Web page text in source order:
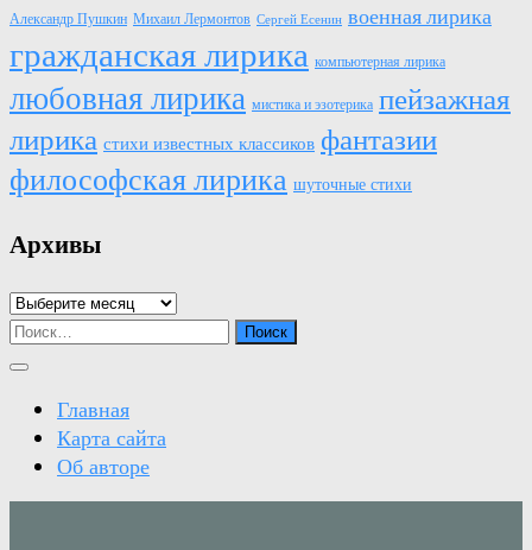
Александр Пушкин Михаил Лермонтов Сергей Есенин военная лирика
гражданская лирика компьютерная лирика
любовная лирика мистика и эзотерика пейзажная
лирика стихи известных классиков фантазии
философская лирика шуточные стихи
Архивы
Архивы
Найти:
Главная
Карта сайта
Об авторе